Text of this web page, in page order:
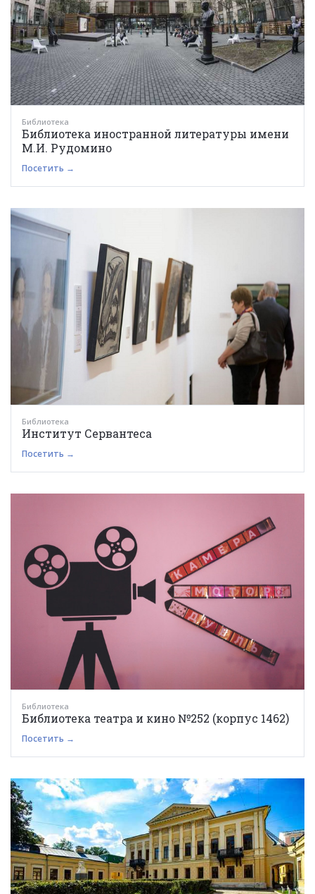
Библиотека
Библиотека иностранной литературы имени
М.И. Рудомино
Посетить →
Библиотека
Институт Сервантеса
Посетить →
Библиотека
Библиотека театра и кино №252 (корпус 1462)
Посетить →